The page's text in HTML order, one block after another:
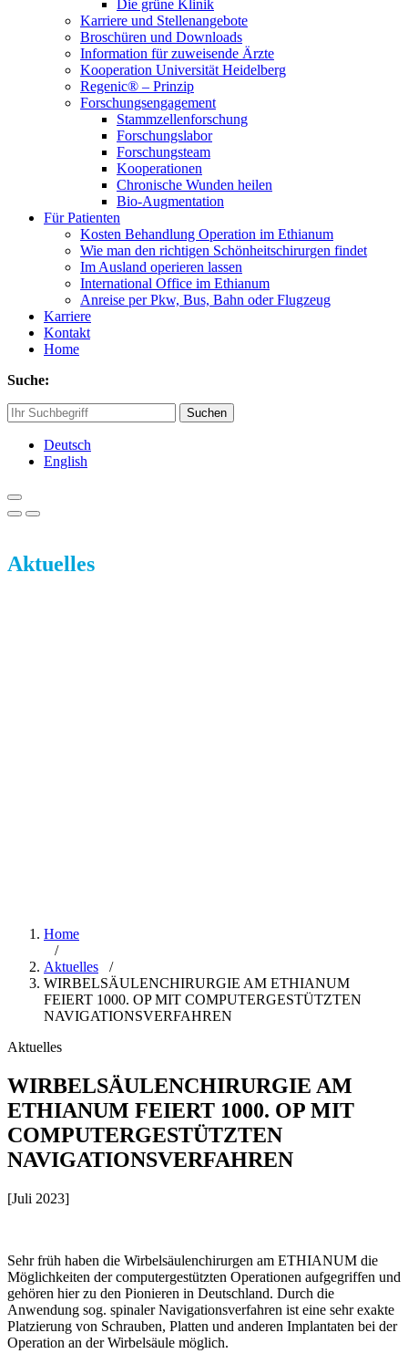
Die grüne Klinik
Karriere und Stellenangebote
Broschüren und Downloads
Information für zuweisende Ärzte
Kooperation Universität Heidelberg
Regenic® – Prinzip
Forschungsengagement
Stammzellenforschung
Forschungslabor
Forschungsteam
Kooperationen
Chronische Wunden heilen
Bio-Augmentation
Für Patienten
Kosten Behandlung Operation im Ethianum
Wie man den richtigen Schönheitschirurgen findet
Im Ausland operieren lassen
International Office im Ethianum
Anreise per Pkw, Bus, Bahn oder Flugzeug
Karriere
Kontakt
Home
Suche:
Suchen
Deutsch
English
Aktuelles
Home
/
Aktuelles /
WIRBELSÄULENCHIRURGIE AM ETHIANUM
FEIERT 1000. OP MIT COMPUTERGESTÜTZTEN
NAVIGATIONSVERFAHREN
Aktuelles
WIRBELSÄULENCHIRURGIE AM
ETHIANUM FEIERT 1000. OP MIT
COMPUTERGESTÜTZTEN
NAVIGATIONSVERFAHREN
[Juli 2023]
Sehr früh haben die Wirbelsäulenchirurgen am ETHIANUM die
Möglichkeiten der computergestützten Operationen aufgegriffen und
gehören hier zu den Pionieren in Deutschland. Durch die
Anwendung sog. spinaler Navigationsverfahren ist eine sehr exakte
Platzierung von Schrauben, Platten und anderen Implantaten bei der
Operation an der Wirbelsäule möglich.